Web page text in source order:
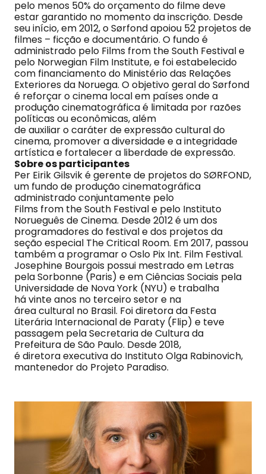
pelo menos 50% do orçamento do filme deve
estar garantido no momento da inscrição. Desde
seu início, em 2012, o Sørfond apoiou 52 projetos de
filmes – ficção e documentário. O fundo é
administrado pelo Films from the South Festival e
pelo Norwegian Film Institute, e foi estabelecido
com financiamento do Ministério das Relações
Exteriores da Noruega. O objetivo geral do Sørfond
é reforçar o cinema local em países onde a
produção cinematográfica é limitada por razões
políticas ou econômicas, além
de auxiliar o caráter de expressão cultural do
cinema, promover a diversidade e a integridade
artística e fortalecer a liberdade de expressão.
Sobre os participantes
Per Eirik Gilsvik é gerente de projetos do SØRFOND,
um fundo de produção cinematográfica
administrado conjuntamente pelo
Films from the South Festival e pelo Instituto
Norueguês de Cinema. Desde 2012 é um dos
programadores do festival e dos projetos da
seção especial The Critical Room. Em 2017, passou
também a programar o Oslo Pix Int. Film Festival.
Josephine Bourgois possui mestrado em Letras
pela Sorbonne (Paris) e em Ciências Sociais pela
Universidade de Nova York (NYU) e trabalha
há vinte anos no terceiro setor e na
área cultural no Brasil. Foi diretora da Festa
Literária Internacional de Paraty (Flip) e teve
passagem pela Secretaria de Cultura da
Prefeitura de São Paulo. Desde 2018,
é diretora executiva do Instituto Olga Rabinovich,
mantenedor do Projeto Paradiso.